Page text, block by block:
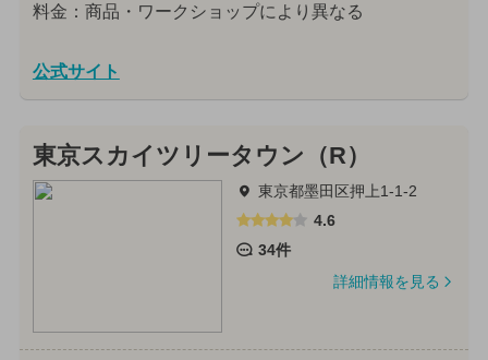
料金：商品・ワークショップにより異なる
公式サイト
東京スカイツリータウン（R）
東京都墨田区押上1-1-2
4.6
34件
詳細情報を見る